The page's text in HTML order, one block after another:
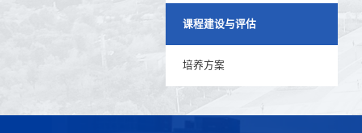
课程建设与评估
培养方案